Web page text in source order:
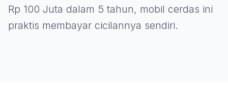
Rp 100 Juta dalam 5 tahun, mobil cerdas ini
praktis membayar cicilannya sendiri.